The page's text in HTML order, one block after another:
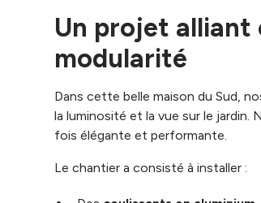
Un projet
modularité
Dans cette belle maison du Sud,
la luminosité et la vue sur le jardin.
fois élégante et performante.
Le chantier a consisté à installer :